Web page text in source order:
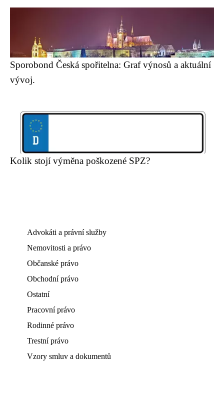
Sporobond Česká spořitelna: Graf výnosů a aktuální
vývoj.
Kolik stojí výměna poškozené SPZ?
Advokáti a právní služby
Nemovitosti a právo
Občanské právo
Obchodní právo
Ostatní
Pracovní právo
Rodinné právo
Trestní právo
Vzory smluv a dokumentů